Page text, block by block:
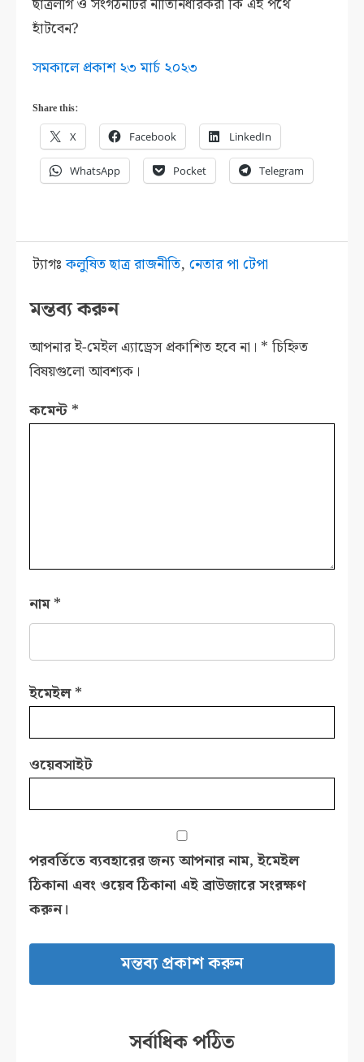
হাঁটবেন?
সমকালে প্রকাশ ২৩ মার্চ ২০২৩
Share this:
X Facebook LinkedIn
WhatsApp Pocket Telegram
ট্যাগঃকলুষিত ছাত্র রাজনীতি,নেতার পা টেপা
মন্তব্য করুন
আপনার ই-মেইল এ্যাড্রেস প্রকাশিত হবে না। * চিহ্নিত
বিষয়গুলো আবশ্যক।
কমেন্ট *
নাম*
ইমেইল*
ওয়েবসাইট
পরবর্তিতে ব্যবহারের জন্য আপনার নাম, ইমেইল
ঠিকানা এবং ওয়েব ঠিকানা এই ব্রাউজারে সংরক্ষণ
করুন।
সর্বাধিক পঠিত